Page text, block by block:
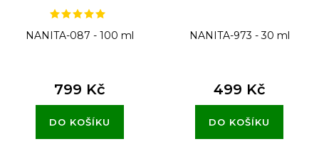
NANITA-087 - 100 ml
799 Kč
DO KOŠÍKU
NANITA-973 - 30 ml
499 Kč
DO KOŠÍKU